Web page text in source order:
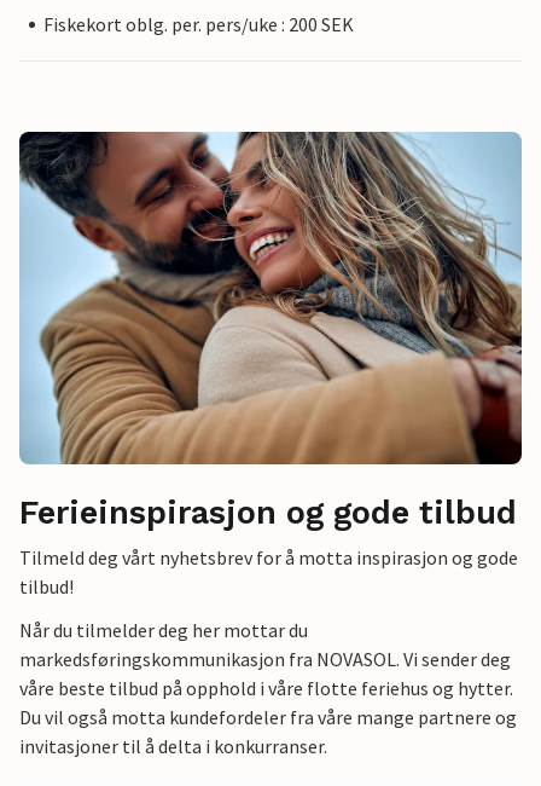
Fiskekort oblg. per. pers/uke : 200 SEK
Ferieinspirasjon og gode tilbud
Tilmeld deg vårt nyhetsbrev for å motta inspirasjon og gode
tilbud!
Når du tilmelder deg her mottar du
markedsføringskommunikasjon fra NOVASOL. Vi sender deg
våre beste tilbud på opphold i våre flotte feriehus og hytter.
Du vil også motta kundefordeler fra våre mange partnere og
invitasjoner til å delta i konkurranser.